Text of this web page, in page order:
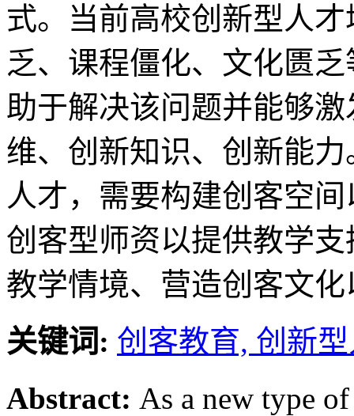
式。当前高校创新型人
乏、课程僵化、文化匮
助于解决该问题并能够
维、创新知识、创新能
人才，需要构建创客空
创客型师资以提供教学
教学情境、营造创客文
关键词: 创客教育, 创新
Abstract: As a new type